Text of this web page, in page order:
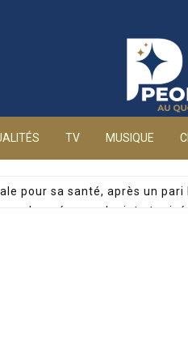
People au
TV MUSIQUE
pour sa santé, après un pari
condamné pour plagiat et